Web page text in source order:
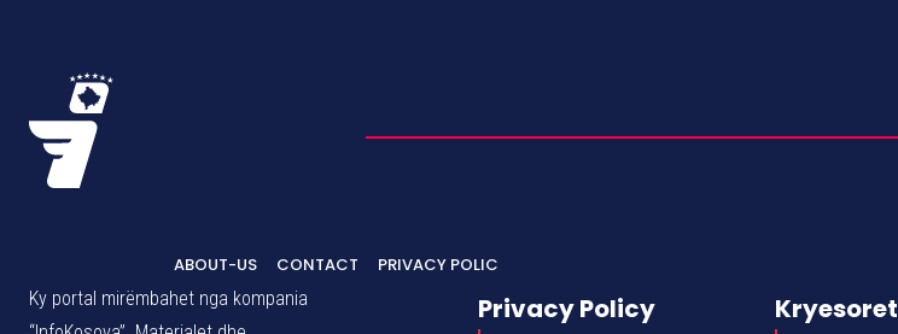
ABOUT-US CONTACT
PRIVACY POLIC
Ky portal mirëmbahet nga kompania
Privacy Policy Kryesoret